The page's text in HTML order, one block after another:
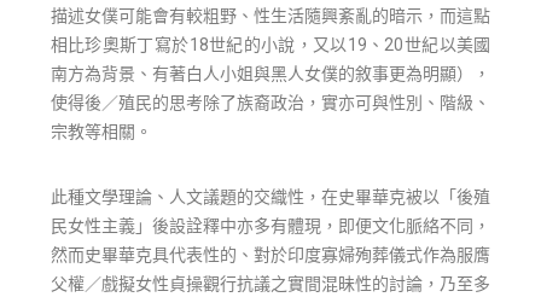
描述女僕可能會有較粗野、性生活隨興紊亂的暗示，而這點
相比珍奧斯丁寫於18世紀的小說，又以19、20世紀以美國
南方為背景、有著白人小姐與黑人女僕的敘事更為明顯），
使得後／殖民的思考除了族裔政治，實亦可與性別、階級、
宗教等相關。
此種文學理論、人文議題的交織性，在史畢華克被以「後殖
民女性主義」後設詮釋中亦多有體現，即便文化脈絡不同，
然而史畢華克具代表性的、對於印度寡婦殉葬儀式作為服膺
父權／戲擬女性貞操觀行抗議之實間混昧性的討論，乃至多